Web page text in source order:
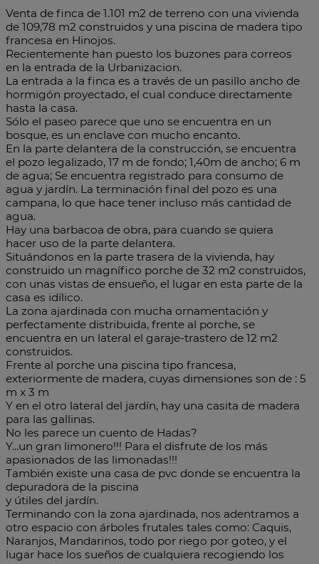
Venta de finca de 1.101 m2 de terreno con una vivienda
de 109,78 m2 construidos y una piscina de madera tipo
francesa en Hinojos.
Recientemente han puesto los buzones para correos
en la entrada de la Urbanizacion.
La entrada a la finca es a través de un pasillo ancho de
hormigón proyectado, el cual conduce directamente
hasta la casa.
Sólo el paseo parece que uno se encuentra en un
bosque, es un enclave con mucho encanto.
En la parte delantera de la construcción, se encuentra
el pozo legalizado, 17 m de fondo; 1,40m de ancho; 6 m
de agua; Se encuentra registrado para consumo de
agua y jardín. La terminación final del pozo es una
campana, lo que hace tener incluso más cantidad de
agua.
Hay una barbacoa de obra, para cuando se quiera
hacer uso de la parte delantera.
Situándonos en la parte trasera de la vivienda, hay
construido un magnífico porche de 32 m2 construidos,
con unas vistas de ensueño, el lugar en esta parte de la
casa es idílico.
La zona ajardinada con mucha ornamentación y
perfectamente distribuida, frente al porche, se
encuentra en un lateral el garaje-trastero de 12 m2
construidos.
Frente al porche una piscina tipo francesa,
exteriormente de madera, cuyas dimensiones son de : 5
m x 3 m
Y en el otro lateral del jardín, hay una casita de madera
para las gallinas.
No les parece un cuento de Hadas?
Y...un gran limonero!!! Para el disfrute de los más
apasionados de las limonadas!!!
También existe una casa de pvc donde se encuentra la
depuradora de la piscina
y útiles del jardín.
Terminando con la zona ajardinada, nos adentramos a
otro espacio con árboles frutales tales como: Caquis,
Naranjos, Mandarinos, todo por riego por goteo, y el
lugar hace los sueños de cualquiera recogiendo los